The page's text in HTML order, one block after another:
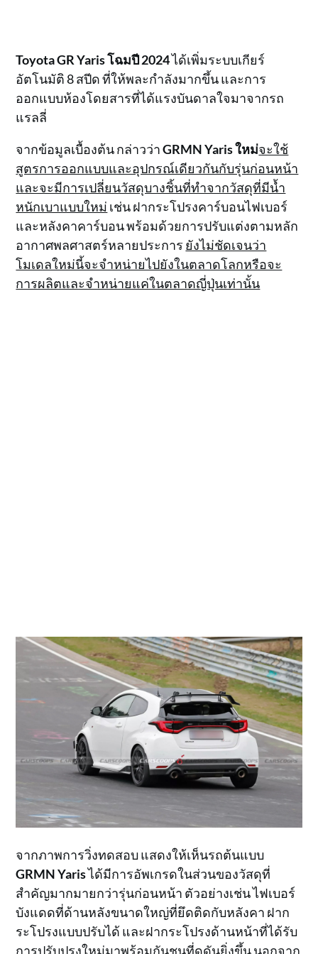
Toyota GR Yaris โฉมปี 2024ได้เพิ่มระบบเกียร์
อัตโนมัติ 8 สปีด ที่ให้พละกำลังมากขึ้น และการ
ออกแบบห้องโดยสารที่ได้แรงบันดาลใจมาจากรถ
แรลลี่
จากข้อมูลเบื้องต้น กล่าวว่าGRMN Yaris ใหม่จะใช้
สูตรการออกแบบและอุปกรณ์เดียวกันกับรุ่นก่อนหน้า
และจะมีการเปลี่ยนวัสดุบางชิ้นที่ทำจากวัสดุที่มีน้ำ
หนักเบาแบบใหม่ เช่น ฝากระโปรงคาร์บอนไฟเบอร์
และหลังคาคาร์บอน พร้อมด้วยการปรับแต่งตามหลัก
อากาศพลศาสตร์หลายประการ ยังไม่ชัดเจนว่า
โมเดลใหม่นี้จะจำหน่ายไปยังในตลาดโลกหรือจะ
การผลิตและจำหน่ายแค่ในตลาดญี่ปุ่นเท่านั้น
จากภาพการวิ่งทดสอบ แสดงให้เห็นรถต้นแบบ
GRMN Yarisได้มีการอัพเกรดในส่วนของวัสดุที่
สำคัญมากมายกว่ารุ่นก่อนหน้า ตัวอย่างเช่น ไฟเบอร์
บังแดดที่ด้านหลังขนาดใหญ่ที่ยึดติดกับหลังคา ฝาก
ระโปรงแบบปรับได้ และฝากระโปรงด้านหน้าที่ได้รับ
การปรับปรุงใหม่มาพร้อมกันชนที่ดุดันยิ่งขึ้น นอกจาก